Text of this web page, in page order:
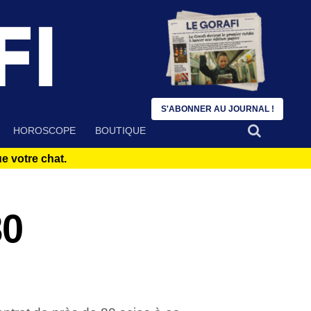
HOROSCOPE BOUTIQUE
votre chat.
S'ABONNER AU JOURNAL !